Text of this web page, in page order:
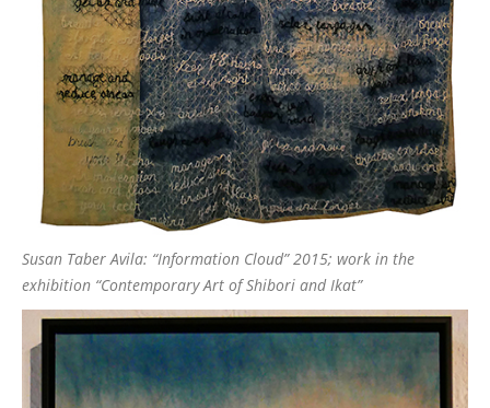
Susan Taber Avila: “Information Cloud” 2015; work in the
exhibition “Contemporary Art of Shibori and Ikat”